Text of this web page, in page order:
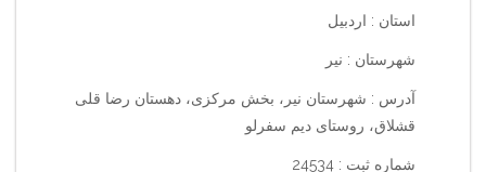
استان : اردبیل
شهرستان : نیر
آدرس : شهرستان نیر، بخش مرکزی، دهستان رضا قلی
قشلاق، روستای دیم سفرلو
شماره ثبت : 24534